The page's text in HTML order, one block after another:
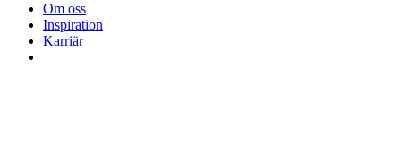
Om oss
Inspiration
Karriär